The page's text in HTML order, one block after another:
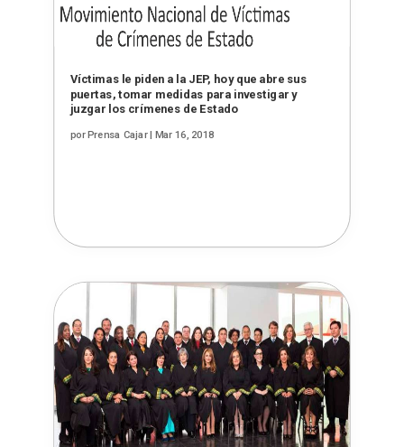
Víctimas le piden a la JEP, hoy que abre sus
puertas, tomar medidas para investigar y
juzgar los crímenes de Estado
porPrensa Cajar| Mar 16, 2018